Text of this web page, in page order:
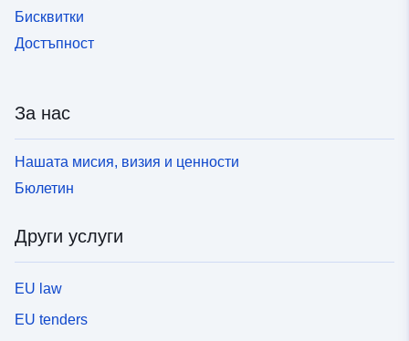
Бисквитки
Достъпност
За нас
Нашата мисия, визия и ценности
Бюлетин
Други услуги
EU law
EU tenders